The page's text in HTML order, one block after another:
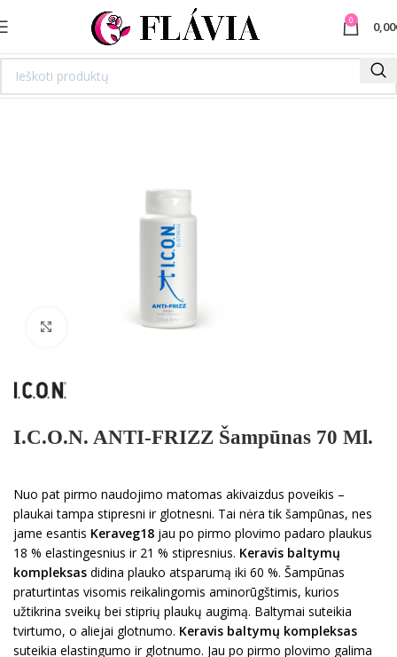
0 0,00
Spustelėkite norėdami padidinti
I.C.O.N. ANTI-FRIZZ Šampūnas 70 Ml.
Nuo pat pirmo naudojimo matomas akivaizdus poveikis –
plaukai tampa stipresni ir glotnesni. Tai nėra tik šampūnas, nes
jame esantis Keraveg18 jau po pirmo plovimo padaro plaukus
18 % elastingesnius ir 21 % stipresnius. Keravis baltymų
kompleksas didina plauko atsparumą iki 60 %. Šampūnas
praturtintas visomis reikalingomis aminorūgštimis, kurios
užtikrina sveikų bei stiprių plaukų augimą. Baltymai suteikia
tvirtumo, o aliejai glotnumo. Keravis baltymų kompleksas
suteikia elastingumo ir glotnumo. Jau po pirmo plovimo galima